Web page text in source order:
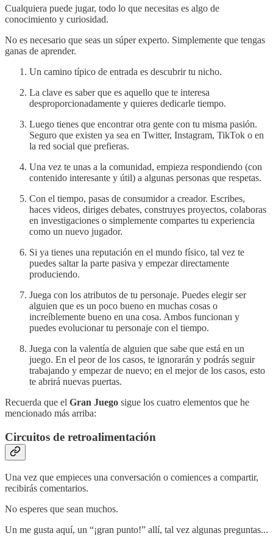
Cualquiera puede jugar, todo lo que necesitas es algo de
conocimiento y curiosidad.
No es necesario que seas un súper experto. Simplemente que tengas
ganas de aprender.
Un camino típico de entrada es descubrir tu nicho.
La clave es saber que es aquello que te interesa
desproporcionadamente y quieres dedicarle tiempo.
Luego tienes que encontrar otra gente con tu misma pasión.
Seguro que existen ya sea en Twitter, Instagram, TikTok o en
la red social que prefieras.
Una vez te unas a la comunidad, empieza respondiendo (con
contenido interesante y útil) a algunas personas que respetas.
Con el tiempo, pasas de consumidor a creador. Escribes,
haces videos, diriges debates, construyes proyectos, colaboras
en investigaciones o simplemente compartes tu experiencia
como un nuevo jugador.
Si ya tienes una reputación en el mundo físico, tal vez te
puedes saltar la parte pasiva y empezar directamente
produciendo.
Juega con los atributos de tu personaje. Puedes elegir ser
alguien que es un poco bueno en muchas cosas o
increíblemente bueno en una cosa. Ambos funcionan y
puedes evolucionar tu personaje con el tiempo.
Juega con la valentía de alguien que sabe que está en un
juego. En el peor de los casos, te ignorarán y podrás seguir
trabajando y empezar de nuevo; en el mejor de los casos, esto
te abrirá nuevas puertas.
Recuerda que el Gran Juego sigue los cuatro elementos que he
mencionado más arriba:
Circuitos de retroalimentación
Una vez que empieces una conversación o comiences a compartir,
recibirás comentarios.
No esperes que sean muchos.
Un me gusta aquí, un “¡gran punto!” allí, tal vez algunas preguntas...